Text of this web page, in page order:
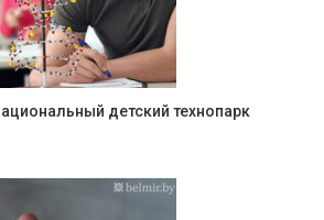
детский технопарк